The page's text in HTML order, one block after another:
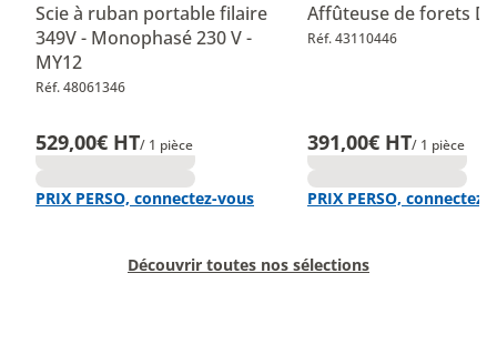
Scie à ruban portable filaire
349V - Monophasé 230 V -
MY12
Réf. 48061346
529,00€ HT/ 1 pièce
PRIX PERSO, connectez-vous
Affûteuse de forets
Réf. 43110446
391,00€ HT/ 1 pièce
PRIX PERSO, connectez-
Découvrir toutes nos sélections